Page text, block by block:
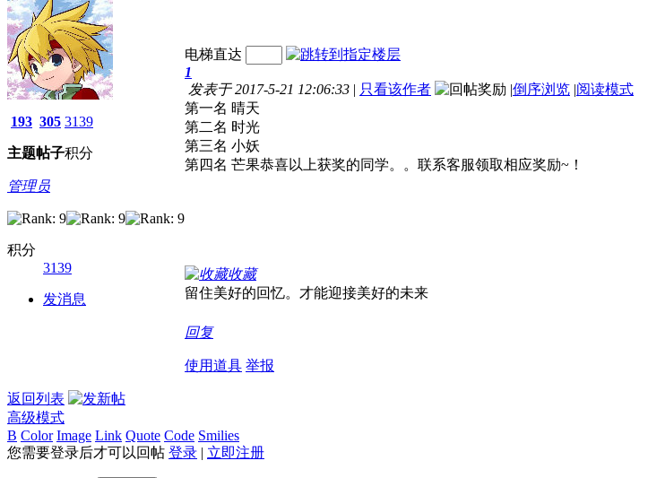
193
主题
305
帖子
3139
积分
管理员
积分
3139
发消息
电梯直达
1
发表于 2017-5-21 12:06:33 | 只看该作者 |倒序浏览 |阅读模式
第一名 晴天
第二名 时光
第三名 小妖
第四名 芒果恭喜以上获奖的同学。。联系客服领取相应奖励~！
收藏
留住美好的回忆。才能迎接美好的未来
回复
使用道具 举报
返回列表
高级模式
B Color Image Link Quote Code Smilies
您需要登录后才可以回帖 登录 | 立即注册